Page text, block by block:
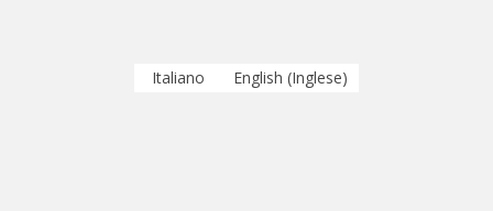
Italiano English (Inglese)